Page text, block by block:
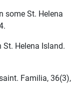
some St. Helena
St. Helena Island.
Familia, 36(3),